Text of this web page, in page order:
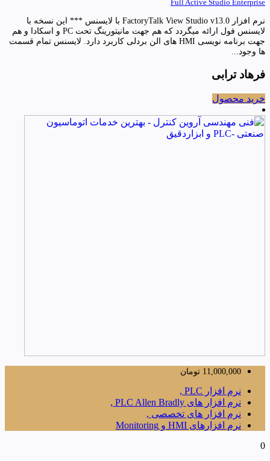
Full Active Studio Enterprise
نرم افزار FactoryTalk View Studio v13.0 با لایسنس *** این نسخه با
لایسنس فول ارائه میگردد که هم جهت مانیتورینگ تحت PC و اسکادا و هم
جهت برنامه نویسی HMI های الن بردلی کاربرد دارد. لایسنس تمام قسمت
ها وجود...
فرهاد ترابی
خرید محصول
11,000,000 تومان
نرم افزار PLC ,
نرم افزار های PLC Allen Bradly ,
نرم افزار های تخصصی ,
نرم افزارهای HMI و Monitoring
0